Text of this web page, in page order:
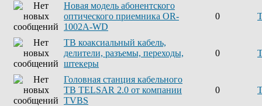
Новая модель абонентского
оптического приемника OR-
1002A-WD
0
ТВ коаксиальный кабель,
делители, разъемы, переходы,
штекеры
0
Головная станция кабельного
ТВ TELSAR 2.0 от компании
TVBS
0